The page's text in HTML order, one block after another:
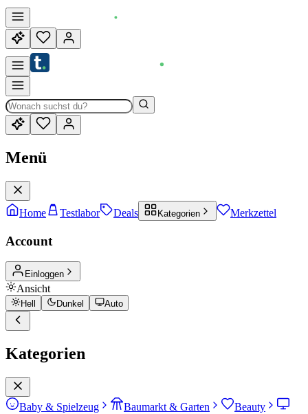
Menü
Home Testlabor Deals Kategorien Merkzettel
Account
Einloggen
Ansicht
Hell Dunkel Auto
Kategorien
Baby & Spielzeug Baumarkt & Garten
Beauty